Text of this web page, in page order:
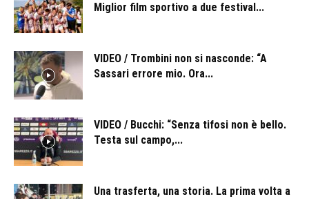
Miglior film sportivo a due festival...
VIDEO / Trombini non si nasconde: “A
Sassari errore mio. Ora...
VIDEO / Bucchi: “Senza tifosi non è bello.
Testa sul campo,...
Una trasferta, una storia. La prima volta a